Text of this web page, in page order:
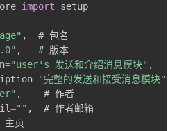
import setup
,
  # 包名
,
   # 版本
="user's 发送和介绍消息模块" ,
="完整的发送和接受消息模块"
,
    # 作者
="" ,
  # 作者邮箱
主页